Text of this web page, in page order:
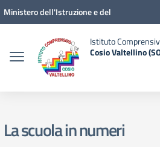
Vai ai contenuti
Vai al menu di navigazione
Vai al footer
Ministero dell'Istruzione e del
Istituto
Cosio Valtellino
La scuola in numeri